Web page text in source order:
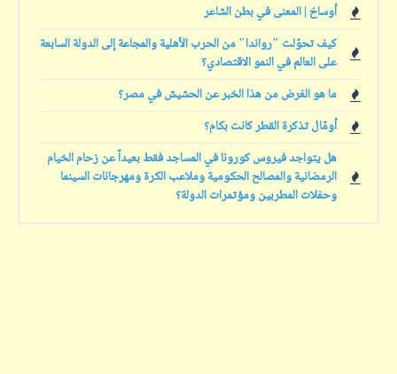
أوساخ | المعنى في بطن الشاعر
كيف تحوّلت "رواندا" من الحرب الأهلية والمجاعة إلى الدولة السابعة
على العالم في النمو الاقتصادي؟
ما هو الغرض من هذا الخبر عن الحشيش في مصر؟
أومّال تذكرة القطر كانت بكام؟
هل يتواجد فيروس كورونا في المساجد فقط بعيداً عن زحام الخيام
الرمضانية والمصالح الحكومية وملاعب الكرة ومهرجانات السينما
وحفلات المطربين ومؤتمرات الدولة؟